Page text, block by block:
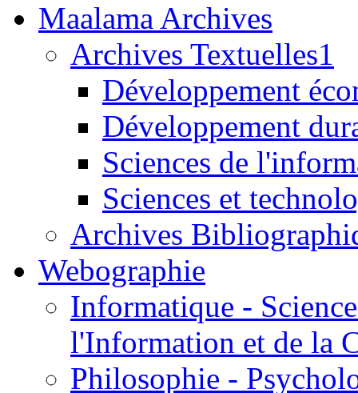
Maalama Archives
Archives Textuelles1
Développement
Développement
Sciences de
Sciences et
Archives
Webographie
Informatique -
l'Information et de la
Philosophie -